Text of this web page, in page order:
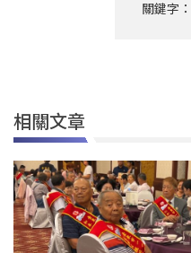
關鍵字：
相關文章